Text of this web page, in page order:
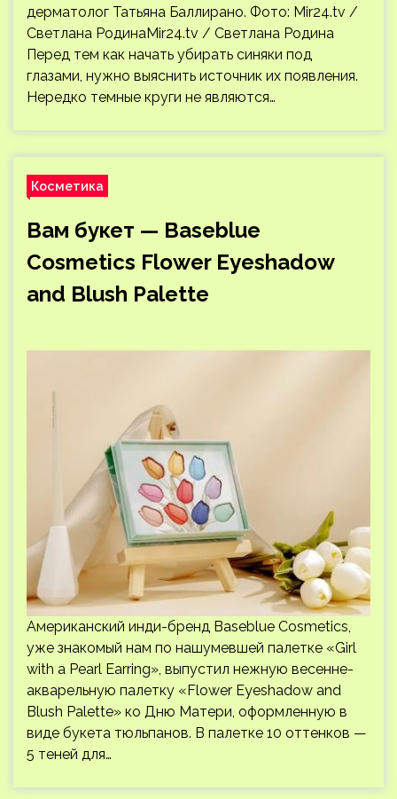
дерматолог Татьяна Баллирано. Фото: Mir24.tv /
Светлана РодинаMir24.tv / Светлана Родина
Перед тем как начать убирать синяки под
глазами, нужно выяснить источник их появления.
Нередко темные круги не являются…
Косметика
Вам букет — Baseblue
Cosmetics Flower Eyeshadow
and Blush Palette
Американский инди-бренд Baseblue Cosmetics,
уже знакомый нам по нашумевшей палетке «Girl
with a Pearl Earring», выпустил нежную весенне-
акварельную палетку «Flower Eyeshadow and
Blush Palette» ко Дню Матери, оформленную в
виде букета тюльпанов. В палетке 10 оттенков —
5 теней для…